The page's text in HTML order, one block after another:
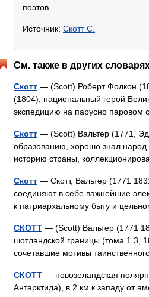
поэтов.
Источник: Скотт С.
См. также в других
Скотт — (Scott) Роберт Фолкон
(1804), национальный герой
экспедицию на парусно
Скотт — (Scott) Вальтер (1771,
образованию, хорошо знал
историю страны,
Скотт — Скотт, Вальтер (1771
соединяют в себе важнейшие
к патриархальному быту и
СКОТТ — (Scott) Вальтер (1771
шотландской границы (тома 1 3,
сочетавшие мотивы
СКОТТ — новозеландская
Антарктида), в 2 км к западу от